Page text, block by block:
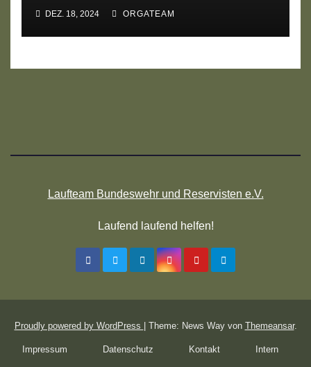
DEZ. 18, 2024 ORGATEAM
Laufteam Bundeswehr und Reservisten e.V.
Laufend laufend helfen!
Proudly powered by WordPress Theme: News Way von Themeansar.
Impressum Datenschutz Kontakt Intern